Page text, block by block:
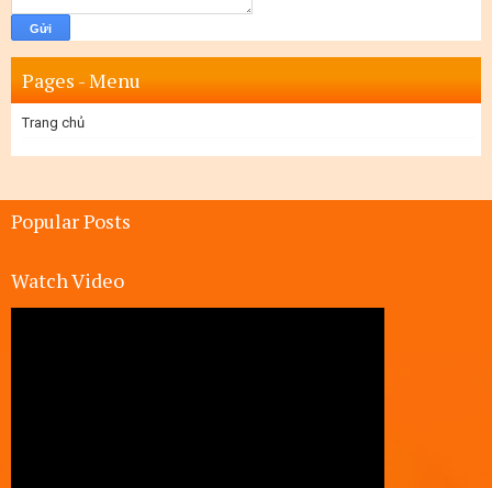
Pages - Menu
Trang chủ
Popular Posts
Watch Video